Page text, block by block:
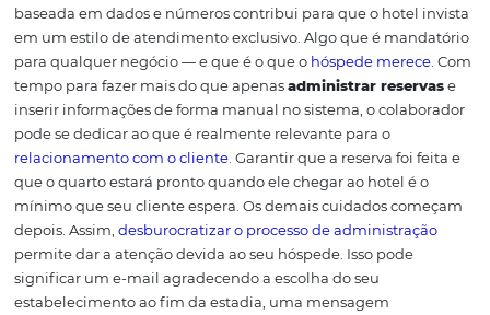
eles se enganam. Com umsistema para hotel
funcionários passariam a contribuir ainda mais com a
do hotel. Podendo potencializar ainda mais os
CRSé uma ferramenta que permite que o time
de forma estratégica, focando naquilo que merece
prática, isso significa mais retorno para o hotel e um
noRevPAR.
Análise de dados: como tomar
melhores decisões em seu hotel